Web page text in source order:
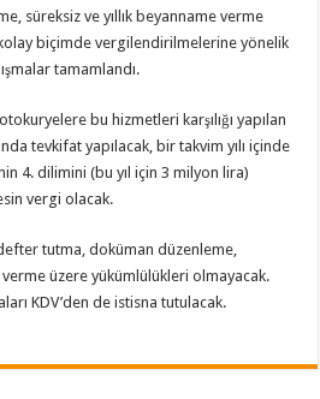
süreksiz ve yıllık beyanname verme
biçimde vergilendirilmelerine yönelik
tamamlandı.
bu hizmetleri karşılığı yapılan
tevkifat yapılacak, bir takvim yılı içinde
4. dilimini (bu yıl için 3 milyon lira)
vergi olacak.
tutma, doküman düzenleme,
verme üzere yükümlülükleri olmayacak.
KDV’den de istisna tutulacak.